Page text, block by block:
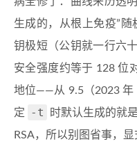
生成的，从根上免疫”
钥极短（公钥就一行六
安全强度约等于 128 位
地位——从 9.5（2023 年
定
-t
时默认生成的就
RSA，所以别图省事，显